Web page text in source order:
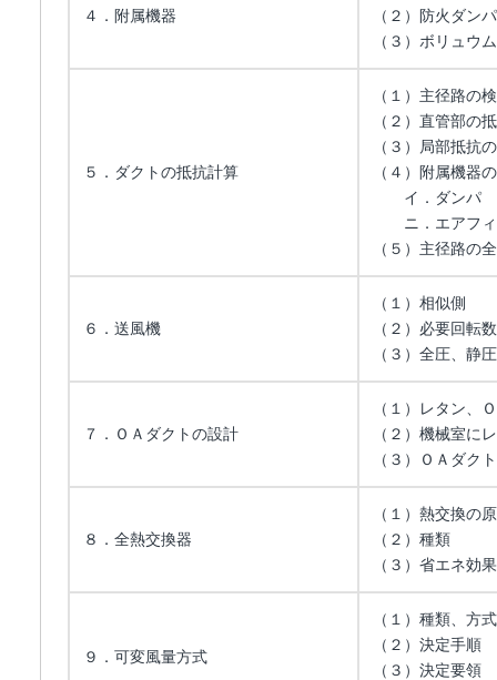
４．附属機器
（２）防火ダン
（３）ボリュウ
５．ダクトの抵抗計算
（１）主径路の
（２）直管部の
（３）局部抵抗
（４）附属機器
イ．ダン
ニ．エアフ
（５）主径路の
６．送風機
（１）相似側
（２）必要回転数
（３）全圧、静
７．ＯＡダクトの設計
（１）レタン、
（２）機械室に
（３）ＯＡダク
８．全熱交換器
（１）熱交換の
（２）種類
（３）省エネ効果
９．可変風量方式
（１）種類、方式
（２）決定手順
（３）決定要領